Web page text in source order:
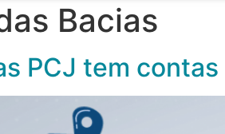
Bacias
PCJ tem